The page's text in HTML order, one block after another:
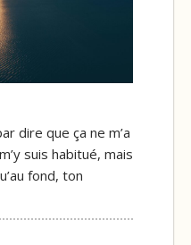
dire que ça ne m’a
suis habitué, mais
fond, ton